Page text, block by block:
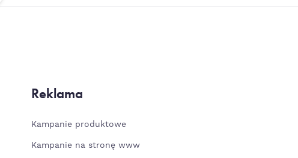
Reklama
Kampanie produktowe
Kampanie na stronę www